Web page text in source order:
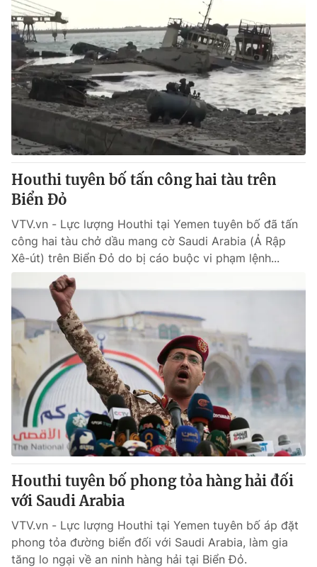
VTV Money VTV Thể thao
VTV Sức khoẻ Bất động sản
Thị trường 24h Tấm lòng Việt
VTV4 Vươn mình bằng AI
VTV9 VTV8
Liên hệ tòa soạn English
THỜI BÁO VTV
Theo dõi báo trên
Cơ quan chủ quản:Đài Truyền hình Việt Nam
Cơ quan báo chí:Thời báo VTV
Giấy phép hoạt động báo in và báo điện tử số 483/GP-BTTTT
cấp ngày 29/12/2023
Tổng Biên tập:Vũ Thanh Thủy
Phó Tổng Biên tập:Nguyễn Thị Mỹ Hạnh, Phạm Quốc Thắng,
Nguyễn Trọng Ninh
024.38 355 931 - 024.38 355 932
Ðiện thoại Thời báo VTV:024.66 897 897
Email:toasoan@vtv.vn
Houthi tuyên bố tấn công hai tàu trên
Biển Đỏ
VTV.vn - Lực lượng Houthi tại Yemen tuyên bố đã tấn
công hai tàu chở dầu mang cờ Saudi Arabia (Ả Rập
Xê-út) trên Biển Đỏ do bị cáo buộc vi phạm lệnh...
Houthi tuyên bố phong tỏa hàng hải đối
với Saudi Arabia
VTV.vn - Lực lượng Houthi tại Yemen tuyên bố áp đặt
phong tỏa đường biển đối với Saudi Arabia, làm gia
tăng lo ngại về an ninh hàng hải tại Biển Đỏ.